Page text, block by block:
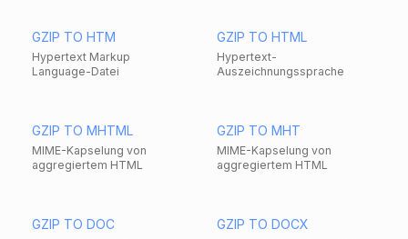
GZIP TO HTM
Hypertext Markup
Language-Datei
GZIP TO HTML
Hypertext-
Auszeichnungssprache
GZIP TO MHTML
MIME-Kapselung von
aggregiertem HTML
GZIP TO MHT
MIME-Kapselung von
aggregiertem HTML
GZIP TO DOC GZIP TO DOCX